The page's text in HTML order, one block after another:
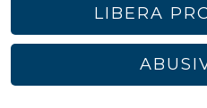
LIBERA